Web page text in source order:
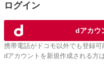
ログイン
dアカウ
携帯電話がドコモ以外でも登録可
dアカウントを新規作成される方